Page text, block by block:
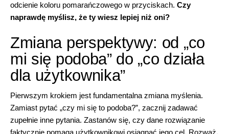
odcienie koloru pomarańczowego w przyciskach. Czy
naprawdę myślisz, że ty wiesz lepiej niż oni?
Zmiana perspektywy: od „co
mi się podoba” do „co działa
dla użytkownika”
Pierwszym krokiem jest fundamentalna zmiana myślenia.
Zamiast pytać „czy mi się to podoba?”, zacznij zadawać
zupełnie inne pytania. Zastanów się, czy dane rozwiązanie